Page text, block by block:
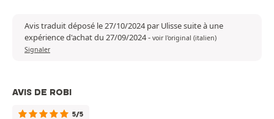
Avis traduit déposé le 27/10/2024 par Ulisse suite à une
expérience d'achat du 27/09/2024- voir l'original (italien)
Signaler
AVIS DE ROBI
5/5